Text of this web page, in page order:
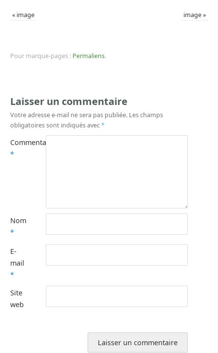
« image image»
Pour marque-pages : Permaliens.
Laisser un commentaire
Votre adresse e-mail ne sera pas publiée. Les champs
obligatoires sont indiqués avec*
Commentaire
*
Nom
*
E-
mail
*
Site
web